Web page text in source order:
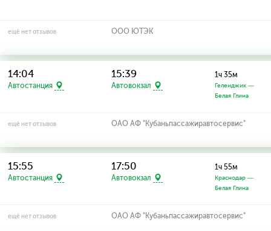
ещё нет отзывов ООО ЮТЭК
14:04
Автостанция
15:39
Автовокзал
1ч 35м
Геленджик —
Белая Глина
ещё нет отзывов ОАО АФ "Кубаньпассажиравтосервис"
15:55
Автостанция
17:50
Автовокзал
1ч 55м
Краснодар —
Белая Глина
ещё нет отзывов ОАО АФ "Кубаньпассажиравтосервис"